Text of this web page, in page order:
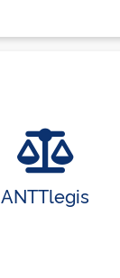
ANTTlegis